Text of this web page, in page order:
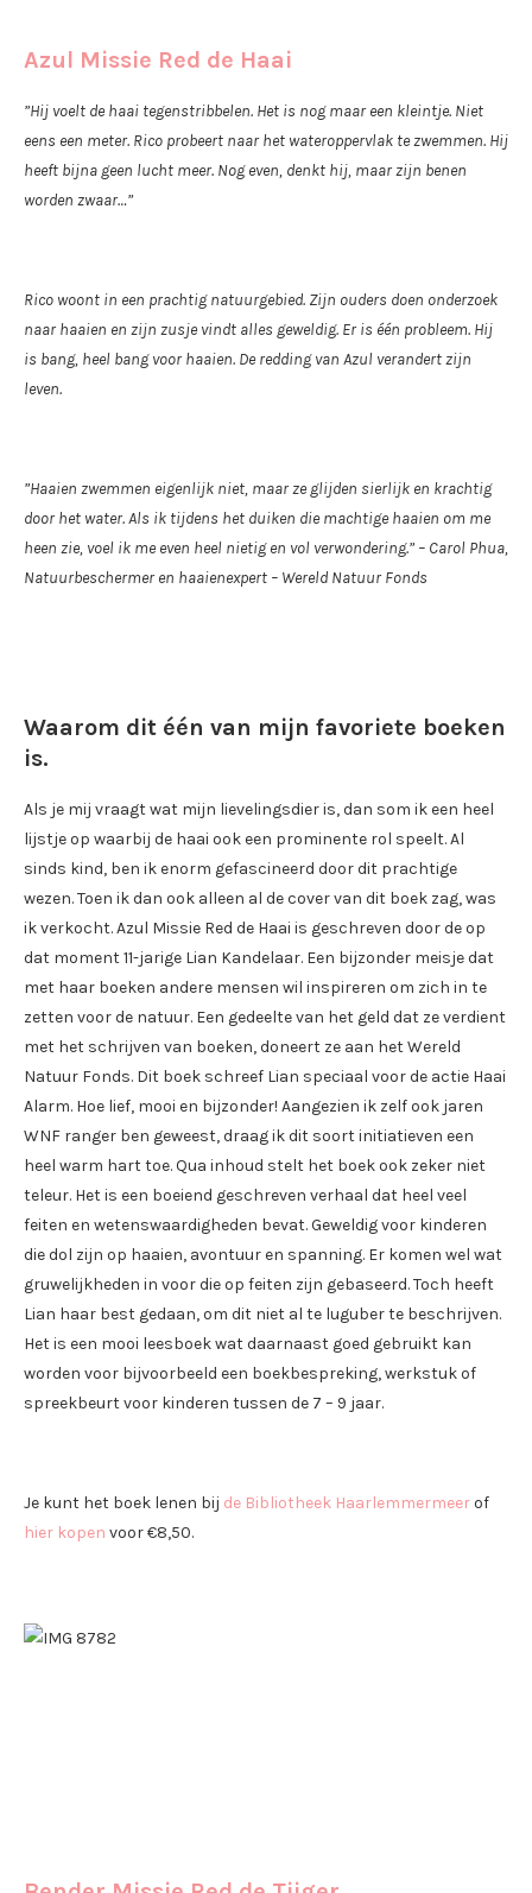
Azul Missie Red de Haai
”Hij voelt de haai tegenstribbelen. Het is nog maar een kleintje. Niet
eens een meter. Rico probeert naar het wateroppervlak te zwemmen. Hij
heeft bijna geen lucht meer. Nog even, denkt hij, maar zijn benen
worden zwaar…”
Rico woont in een prachtig natuurgebied. Zijn ouders doen onderzoek
naar haaien en zijn zusje vindt alles geweldig. Er is één probleem. Hij
is bang, heel bang voor haaien. De redding van Azul verandert zijn
leven.
”Haaien zwemmen eigenlijk niet, maar ze glijden sierlijk en krachtig
door het water. Als ik tijdens het duiken die machtige haaien om me
heen zie, voel ik me even heel nietig en vol verwondering.” – Carol Phua,
Natuurbeschermer en haaienexpert – Wereld Natuur Fonds
Waarom dit één van mijn favoriete boeken
is.
Als je mij vraagt wat mijn lievelingsdier is, dan som ik een heel
lijstje op waarbij de haai ook een prominente rol speelt. Al
sinds kind, ben ik enorm gefascineerd door dit prachtige
wezen. Toen ik dan ook alleen al de cover van dit boek zag, was
ik verkocht. Azul Missie Red de Haai is geschreven door de op
dat moment 11-jarige Lian Kandelaar. Een bijzonder meisje dat
met haar boeken andere mensen wil inspireren om zich in te
zetten voor de natuur. Een gedeelte van het geld dat ze verdient
met het schrijven van boeken, doneert ze aan het Wereld
Natuur Fonds. Dit boek schreef Lian speciaal voor de actie Haai
Alarm. Hoe lief, mooi en bijzonder! Aangezien ik zelf ook jaren
WNF ranger ben geweest, draag ik dit soort initiatieven een
heel warm hart toe. Qua inhoud stelt het boek ook zeker niet
teleur. Het is een boeiend geschreven verhaal dat heel veel
feiten en wetenswaardigheden bevat. Geweldig voor kinderen
die dol zijn op haaien, avontuur en spanning. Er komen wel wat
gruwelijkheden in voor die op feiten zijn gebaseerd. Toch heeft
Lian haar best gedaan, om dit niet al te luguber te beschrijven.
Het is een mooi leesboek wat daarnaast goed gebruikt kan
worden voor bijvoorbeeld een boekbespreking, werkstuk of
spreekbeurt voor kinderen tussen de 7 – 9 jaar.
Je kunt het boek lenen bij de Bibliotheek Haarlemmermeerof
hier kopen voor €8,50.